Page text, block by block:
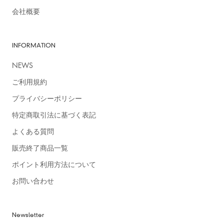
2022年11月1日（火）より新価格に切り替わりました。
＃スキンスムーサー ＃すきんすむーざー ＃塗るあぶらとり
紙 ＃パープル ＃紫 ＃石鹸落ちコスメ
▶『“塗るあぶらとり紙”で話題の「ムー スキンスムーザー」と
は？』
会社概要
INFORMATION
NEWS
ご利用規約
プライバシーポリシー
特定商取引法に基づく表記
よくある質問
販売終了商品一覧
ポイント利用方法について
お問い合わせ
Newsletter